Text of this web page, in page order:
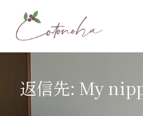
返信先: My